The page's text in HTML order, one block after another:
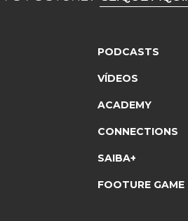
PODCASTS
VÍDEOS
ACADEMY
CONNECTIONS
SAIBA+
FOOTURE GAME